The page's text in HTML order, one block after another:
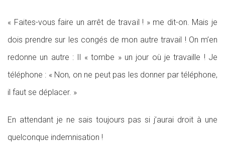
« Faites-vous faire un arrêt de travail ! » me dit-on. Mais je
dois prendre sur les congés de mon autre travail ! On m’en
redonne un autre : Il « tombe » un jour où je travaille ! Je
téléphone : « Non, on ne peut pas les donner par téléphone,
il faut se déplacer. »
En attendant je ne sais toujours pas si j’aurai droit à une
quelconque indemnisation !